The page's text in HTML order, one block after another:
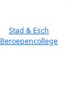
Stad & Esch
Beroepencollege